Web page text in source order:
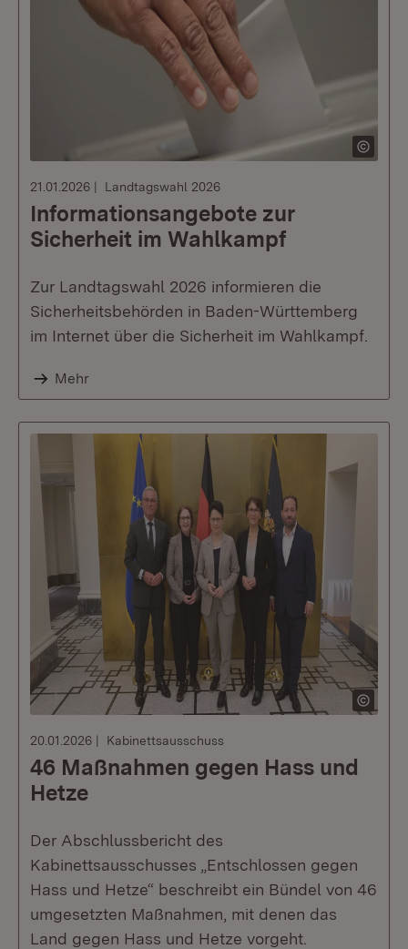
21.01.2026 Landtagswahl 2026
Informationsangebote zur
Sicherheit im Wahlkampf
Zur Landtagswahl 2026 informieren die
Sicherheitsbehörden in Baden-Württemberg
im Internet über die Sicherheit im Wahlkampf.
Mehr
20.01.2026 Kabinettsausschuss
46 Maßnahmen gegen Hass und
Hetze
Der Abschlussbericht des
Kabinettsausschusses „Entschlossen gegen
Hass und Hetze“ beschreibt ein Bündel von 46
umgesetzten Maßnahmen, mit denen das
Land gegen Hass und Hetze vorgeht.